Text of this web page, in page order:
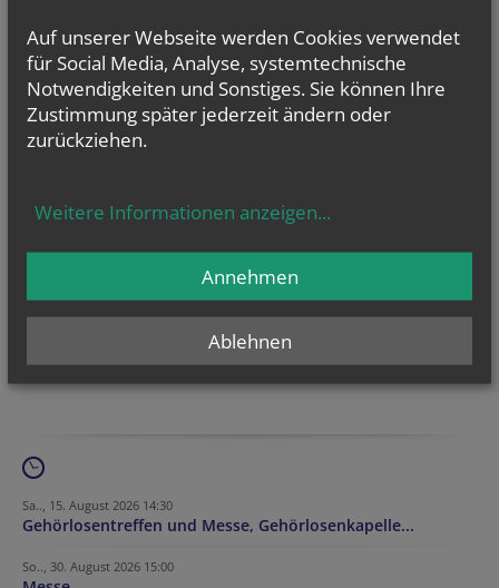
Gehörlosenseelsorger
T: +43 1 51552 - 3308
E:gehoerlosenseelsorge@edw.or.a
Sa.., 15. August 2026 14:30
Gehörlosentreffen und Messe, Gehörlosenkapelle...
So.., 30. August 2026 15:00
Auf unserer Webseite werden Cookies verwendet
für Social Media, Analyse, systemtechnische
Notwendigkeiten und Sonstiges. Sie können Ihre
Zustimmung später jederzeit ändern oder
zurückziehen.
Weitere Informationen anzeigen...
Ablehnen
Annehmen